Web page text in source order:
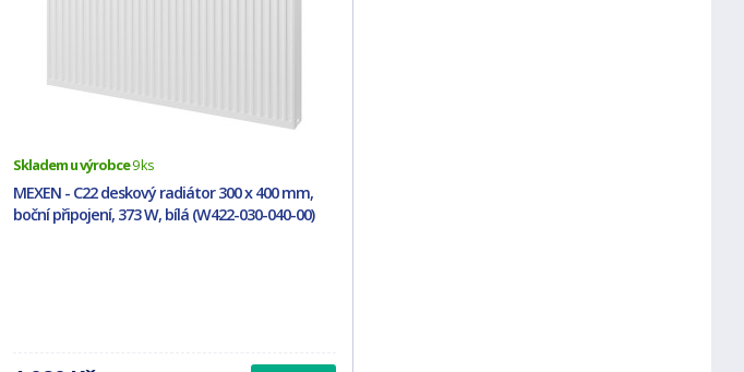
Skladem u výrobce9 ks
MEXEN - C22 deskový radiátor 300 x 400 mm,
boční připojení, 373 W, bílá (W422-030-040-00)